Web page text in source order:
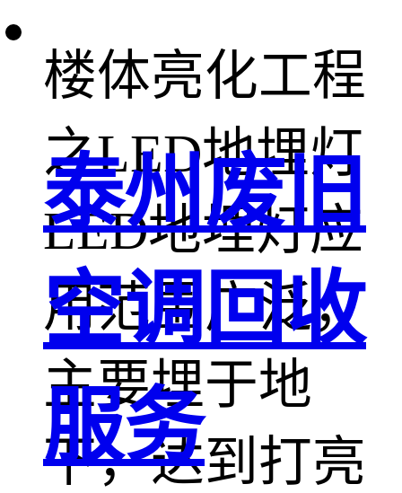
楼体亮化工程
之LED地埋灯
LED地埋灯应
用范围广泛，
主要埋于地
下，达到打亮
泰州废旧
空调回收
服务